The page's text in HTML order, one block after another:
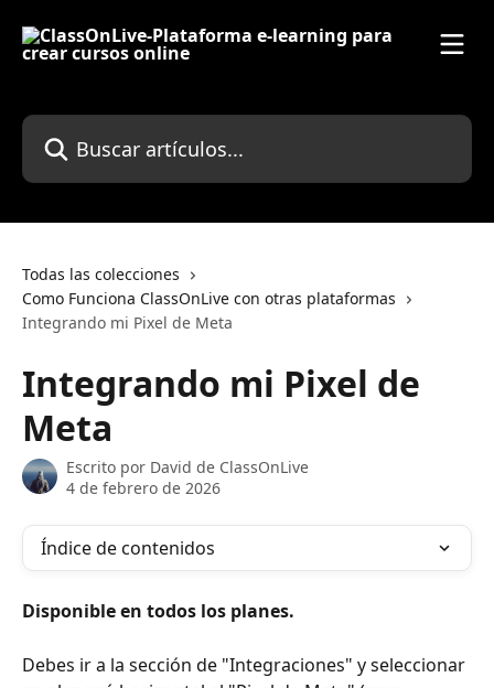
Buscar artículos...
Todas las colecciones
Como Funciona ClassOnLive con otras plataformas
Integrando mi Pixel de Meta
Integrando mi Pixel de
Meta
Escrito por David de ClassOnLive
4 de febrero de 2026
Índice de contenidos
Disponible en todos los planes.
Debes ir a la sección de "Integraciones" y seleccionar